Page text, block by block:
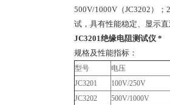
500V/1000V（JC3202）
试，具有性能稳定、显示
JC3201绝缘电阻测试仪 *
规格及性能指标：
型号
电压
JC3201
100V/250V
JC3202
500V/1000V